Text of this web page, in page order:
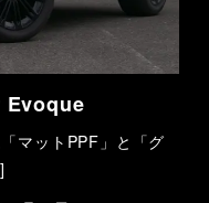
Evoque
マットPPF」と「グ